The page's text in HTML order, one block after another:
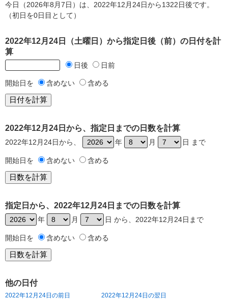
今日（2026年8月7日）は、2022年12月24日から1322日後です。
（初日を0日目として）
2022年12月24日（土曜日）から指定日後（前）の日付を計
算
日後 日前
開始日を 含めない 含める
2022年12月24日から、指定日までの日数を計算
2022年12月24日から、 年 月 日 まで
開始日を 含めない 含める
指定日から、2022年12月24日までの日数を計算
年 月 日 から、2022年12月24日まで
開始日を 含めない 含める
他の日付
2022年12月24日の前日
2022年12月24日の翌日